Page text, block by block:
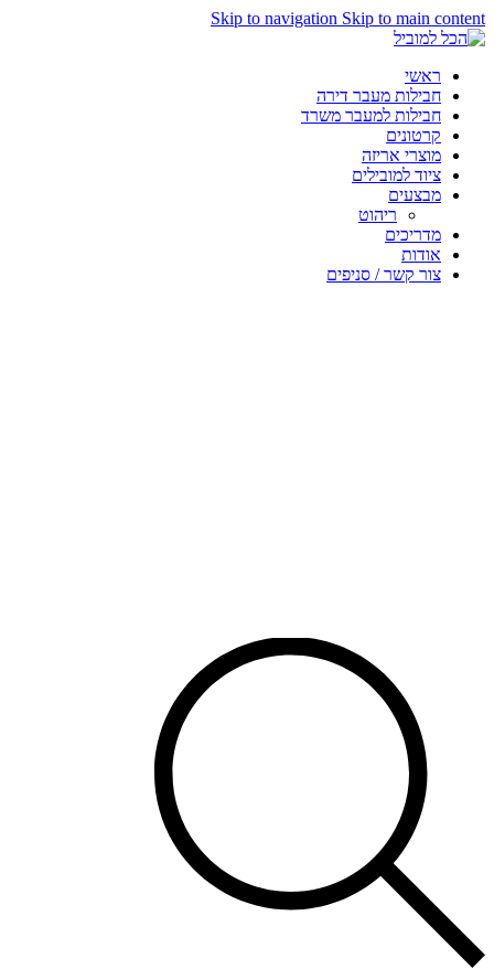
Skip to navigation Skip to main content
ראשי
חבילות מעבר דירה
חבילות למעבר משרד
קרטונים
מוצרי אריזה
ציוד למובילים
מבצעים
ריהוט
מדריכים
אודות
צור קשר / סניפים